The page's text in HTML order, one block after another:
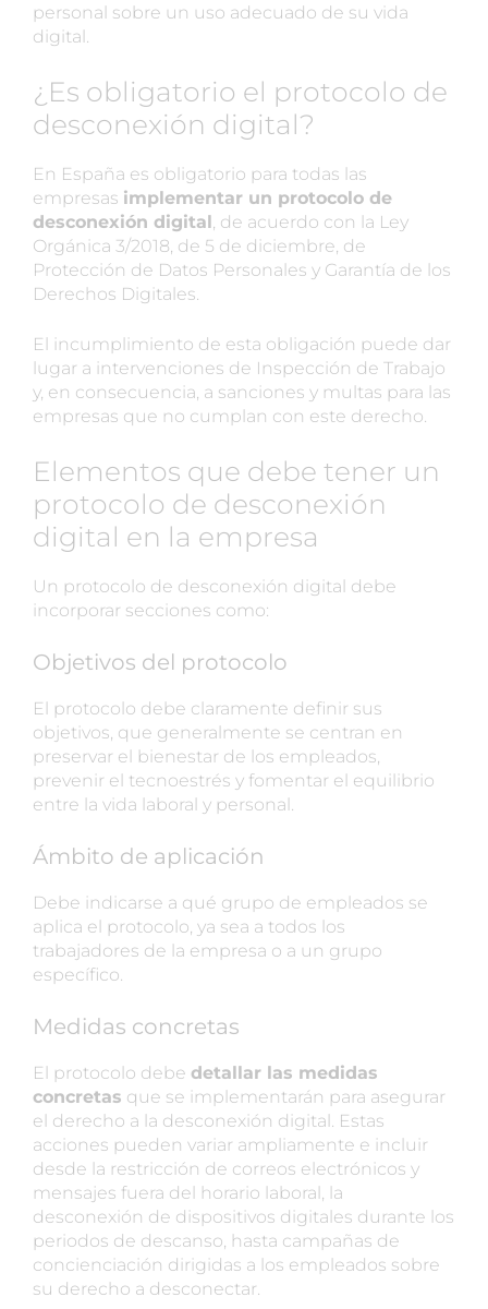
personal sobre un uso adecuado de su vida
digital.
¿Es obligatorio el protocolo de
desconexión digital?
En España es obligatorio para todas las
empresas implementar un protocolo de
desconexión digital, de acuerdo con la Ley
Orgánica 3/2018, de 5 de diciembre, de
Protección de Datos Personales y Garantía de los
Derechos Digitales.
El incumplimiento de esta obligación puede dar
lugar a intervenciones de Inspección de Trabajo
y, en consecuencia, a sanciones y multas para las
empresas que no cumplan con este derecho.
Elementos que debe tener un
protocolo de desconexión
digital en la empresa
Un protocolo de desconexión digital debe
incorporar secciones como:
Objetivos del protocolo
El protocolo debe claramente definir sus
objetivos, que generalmente se centran en
preservar el bienestar de los empleados,
prevenir el tecnoestrés y fomentar el equilibrio
entre la vida laboral y personal.
Ámbito de aplicación
Debe indicarse a qué grupo de empleados se
aplica el protocolo, ya sea a todos los
trabajadores de la empresa o a un grupo
específico.
Medidas concretas
El protocolo debe detallar las medidas
concretas que se implementarán para asegurar
el derecho a la desconexión digital. Estas
acciones pueden variar ampliamente e incluir
desde la restricción de correos electrónicos y
mensajes fuera del horario laboral, la
desconexión de dispositivos digitales durante los
periodos de descanso, hasta campañas de
concienciación dirigidas a los empleados sobre
su derecho a desconectar.